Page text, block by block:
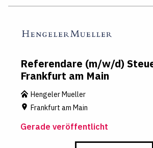
Referendare (m/w/d)
Frankfurt am Main
Hengeler Mueller
Frankfurt am Main
Gerade veröffentlicht